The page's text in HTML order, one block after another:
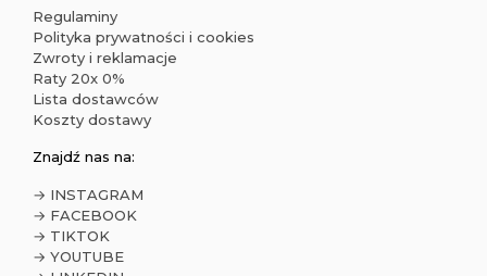
Regulaminy
Polityka prywatności i cookies
Zwroty i reklamacje
Raty 20x 0%
Lista dostawców
Koszty dostawy
Znajdź nas na:
→ INSTAGRAM
→ FACEBOOK
→ TIKTOK
→ YOUTUBE